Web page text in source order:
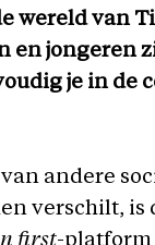
wereld van
en jongeren
je in de
andere
verschilt, is
first-platform